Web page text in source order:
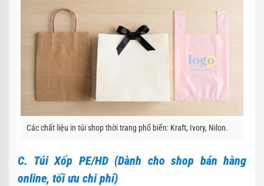
Các chất liệu in túi shop thời trang phổ biến: Kraft, Ivory, Nilon.
C. Túi Xốp PE/HD (Dành cho shop bán hàng
online, tối ưu chi phí)